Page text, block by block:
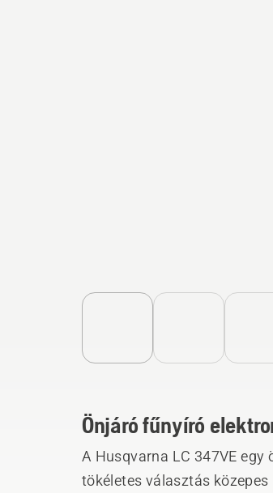
Önjáró fűnyíró
A Husqvarna LC 347VE
tökéletes választás